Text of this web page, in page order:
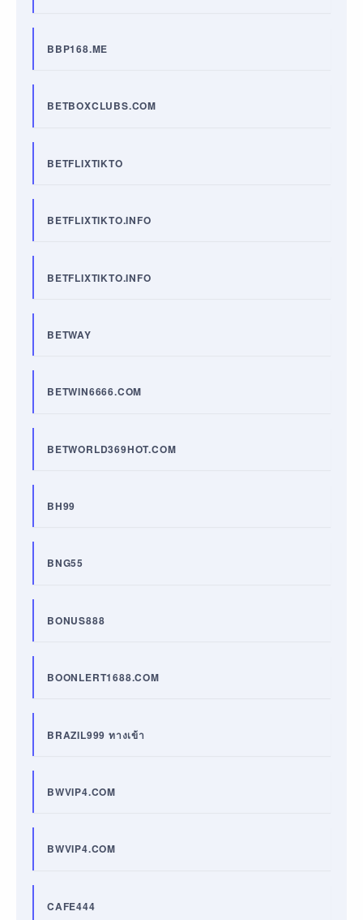
BBP168.ME
BETBOXCLUBS.COM
BETFLIXTIKTO
BETFLIXTIKTO.INFO
BETFLIXTIKTO.INFO
BETWAY
BETWIN6666.COM
BETWORLD369HOT.COM
BH99
BNG55
BONUS888
BOONLERT1688.COM
BRAZIL999 ทางเข้า
BWVIP4.COM
BWVIP4.COM
CAFE444